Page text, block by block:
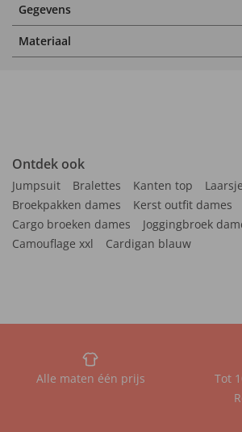
Gegevens
Materiaal
Ontdek ook
Jumpsuit Bralettes Kanten top
Broekpakken dames
Kerst outfit dames
Cargo broeken dames
Joggingbroek
Camouflage xxl
Cardigan blauw
Alle maten één prijs
Tot